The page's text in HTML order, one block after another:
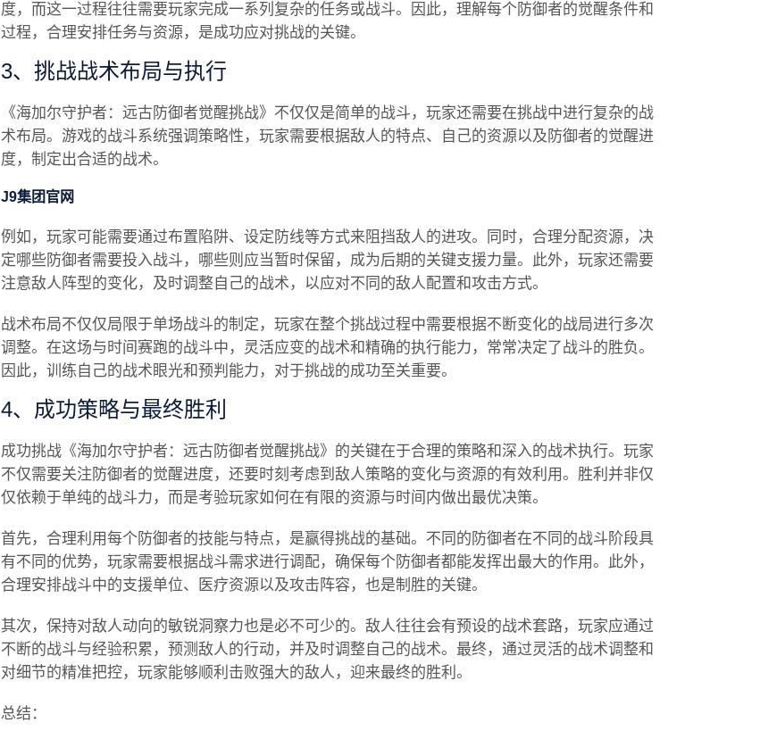
度，而这一过程往往需要玩家完成一系列复杂的任务或战斗。因此，理解每个防御者的觉醒条件和
过程，合理安排任务与资源，是成功应对挑战的关键。
3、挑战战术布局与执行
《海加尔守护者：远古防御者觉醒挑战》不仅仅是简单的战斗，玩家还需要在挑战中进行复杂的战
术布局。游戏的战斗系统强调策略性，玩家需要根据敌人的特点、自己的资源以及防御者的觉醒进
度，制定出合适的战术。
J9集团官网
例如，玩家可能需要通过布置陷阱、设定防线等方式来阻挡敌人的进攻。同时，合理分配资源，决
定哪些防御者需要投入战斗，哪些则应当暂时保留，成为后期的关键支援力量。此外，玩家还需要
注意敌人阵型的变化，及时调整自己的战术，以应对不同的敌人配置和攻击方式。
战术布局不仅仅局限于单场战斗的制定，玩家在整个挑战过程中需要根据不断变化的战局进行多次
调整。在这场与时间赛跑的战斗中，灵活应变的战术和精确的执行能力，常常决定了战斗的胜负。
因此，训练自己的战术眼光和预判能力，对于挑战的成功至关重要。
4、成功策略与最终胜利
成功挑战《海加尔守护者：远古防御者觉醒挑战》的关键在于合理的策略和深入的战术执行。玩家
不仅需要关注防御者的觉醒进度，还要时刻考虑到敌人策略的变化与资源的有效利用。胜利并非仅
仅依赖于单纯的战斗力，而是考验玩家如何在有限的资源与时间内做出最优决策。
首先，合理利用每个防御者的技能与特点，是赢得挑战的基础。不同的防御者在不同的战斗阶段具
有不同的优势，玩家需要根据战斗需求进行调配，确保每个防御者都能发挥出最大的作用。此外，
合理安排战斗中的支援单位、医疗资源以及攻击阵容，也是制胜的关键。
其次，保持对敌人动向的敏锐洞察力也是必不可少的。敌人往往会有预设的战术套路，玩家应通过
不断的战斗与经验积累，预测敌人的行动，并及时调整自己的战术。最终，通过灵活的战术调整和
对细节的精准把控，玩家能够顺利击败强大的敌人，迎来最终的胜利。
总结：